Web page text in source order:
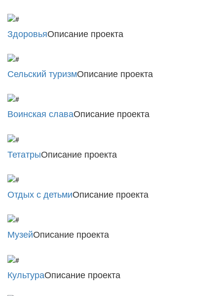
ЗдоровьяОписание проекта
Сельский туризмОписание проекта
Воинская славаОписание проекта
ТетатрыОписание проекта
Отдых с детьмиОписание проекта
МузейОписание проекта
КультураОписание проекта